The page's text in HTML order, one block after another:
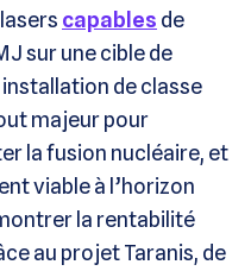
capables de
sur une cible de
de classe
majeur pour
la fusion nucléaire, et
viable à l’horizon
la rentabilité
au projet Taranis, de